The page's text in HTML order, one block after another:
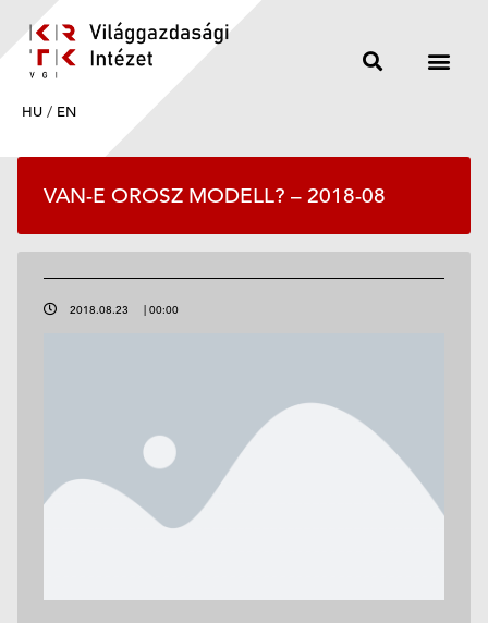
HU / EN
VAN-E OROSZ MODELL? – 2018-08
2018.08.23 | 00:00